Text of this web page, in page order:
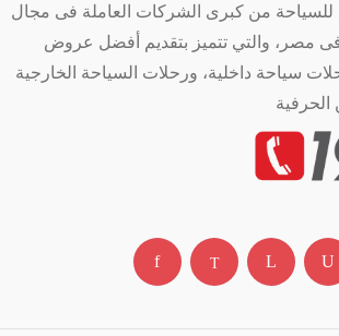
من كبرى الشركات العاملة فى مجال
مصر، والتي تتميز بتقديم أفضل عروض
سياحة داخلية، ورحلات السياحة الخارجية